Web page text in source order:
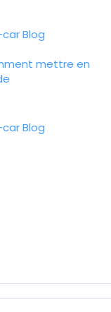
carBlog
mettre en
carBlog